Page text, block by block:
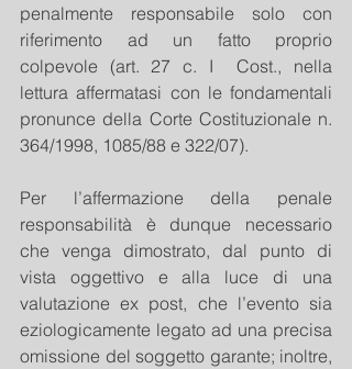
penalmente responsabile solo con
riferimento ad un fatto proprio
colpevole (art. 27 c. I  Cost., nella
lettura affermatasi con le fondamentali
pronunce della Corte Costituzionale n.
364/1998, 1085/88 e 322/07).
Per l’affermazione della penale
responsabilità è dunque necessario
che venga dimostrato, dal punto di
vista oggettivo e alla luce di una
valutazione ex post, che l’evento sia
eziologicamente legato ad una precisa
omissione del soggetto garante; inoltre,